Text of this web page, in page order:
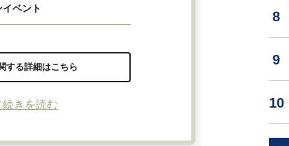
ベント
する詳細はこちら
続きを読む